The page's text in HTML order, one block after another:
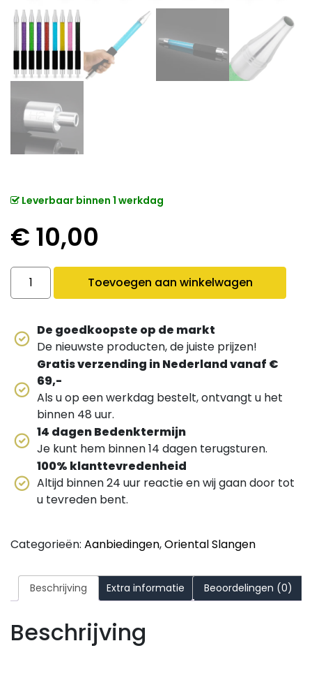
Leverbaar binnen 1 werkdag
€ 10,00
De goedkoopste op de markt
De nieuwste producten, de juiste prijzen!
Gratis verzending in Nederland vanaf €
69,-
Als u op een werkdag bestelt, ontvangt u het
binnen 48 uur.
14 dagen Bedenktermijn
Je kunt hem binnen 14 dagen terugsturen.
100% klanttevredenheid
Altijd binnen 24 uur reactie en wij gaan door tot
u tevreden bent.
H2 ijsslang handvat quantity
Toevoegen aan winkelwagen
Categorieën: Aanbiedingen,Oriental Slangen
Beschrijving Extra informatie Beoordelingen (0)
Beschrijving